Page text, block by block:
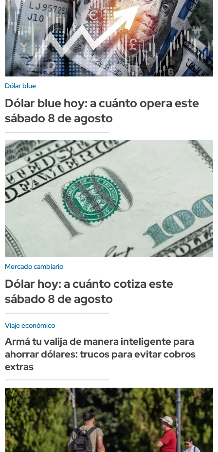
Dólar blue
Dólar blue hoy: a cuánto opera este
sábado 8 de agosto
Mercado cambiario
Dólar hoy: a cuánto cotiza este
sábado 8 de agosto
Viaje económico
Armá tu valija de manera inteligente para
ahorrar dólares: trucos para evitar cobros
extras